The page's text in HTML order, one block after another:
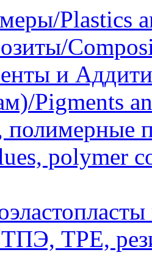
Plastics
и
Pigments
polymer
TPE,